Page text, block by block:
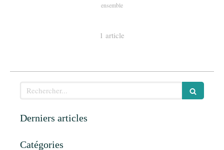
ensemble
1 article
Rechercher
Derniers articles
Catégories